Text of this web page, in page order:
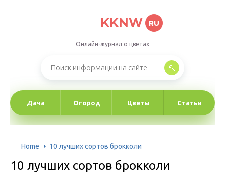
KKNW RU
Онлайн-журнал о цветах
Дача Огород Цветы Статьи
Home 10 лучших сортов брокколи
10 лучших сортов брокколи